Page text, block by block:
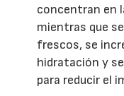
concentran en
mientras que
frescos, se
hidratación y
para reducir el